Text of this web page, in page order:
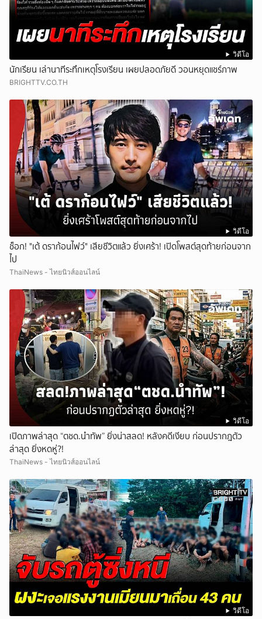
วิดีโอ
นักเรียน เล่านาทีระทึกเหตุโรงเรียน เผยปลอดภัยดี วอนหยุดแชร์ภาพ
BRIGHTTV.CO.TH
วิดีโอ
ช็อก! "เต้ ดราก้อนไฟว์" เสียชีวิตแล้ว ยิ่งเศร้า! เปิดโพสต์สุดท้ายก่อนจาก
ไป
ThaiNews - ไทยนิวส์ออนไลน์
วิดีโอ
เปิดภาพล่าสุด “ตชด.นำทัพ” ยิ่งน่าสลด! หลังคดีเงียบ ก่อนปรากฎตัว
ล่าสุด ยิ่งหดหู่?!
ThaiNews - ไทยนิวส์ออนไลน์
วิดีโอ